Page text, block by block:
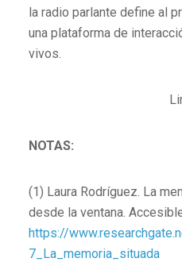
la radio parlante define al
una plataforma de
vivos.
NOTAS:
(1) Laura Rodríguez. La
desde la ventana.
https://
7_La_memoria_situada